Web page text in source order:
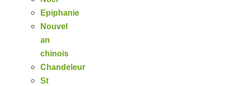
Epiphanie
Nouvel
an
chinois
Chandeleur
St